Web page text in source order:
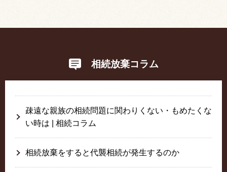
相続放棄コラム
疎遠な親族の相続問題に関わりくない・もめたくな
い時は | 相続コラム
相続放棄をすると代襲相続が発生するのか